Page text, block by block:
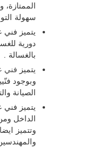
سهولة
يتميز فني
دورية
بالغسالة .
يتميز فني
وبوجود
الصيانة
يتميز فني
الداخل
وتتميز